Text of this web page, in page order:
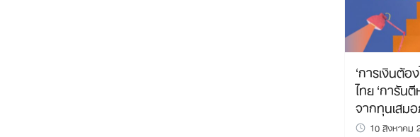
‘การเงินต้
ไทย ‘การัน
จากทุนเส
10 สิงหาคม